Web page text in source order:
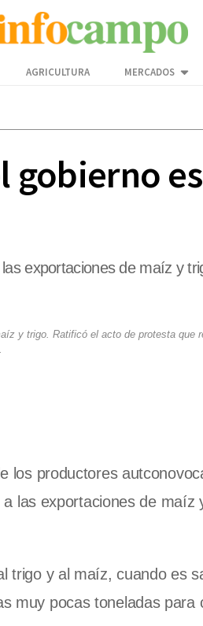
AGRICULTURA MERCADOS
gobierno
exportaciones de maíz y
y trigo. Ratificó el acto de protesta que
los productores
las exportaciones de maíz
trigo y al maíz, cuando es
muy pocas toneladas para